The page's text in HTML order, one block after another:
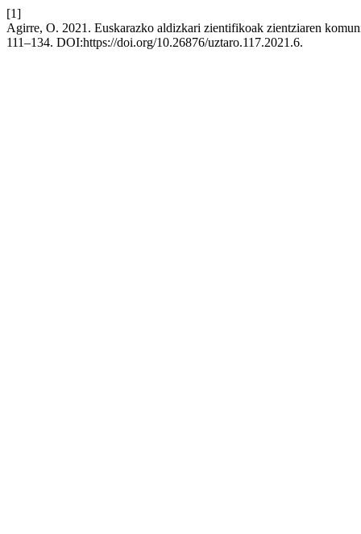
[1]
Agirre, O. 2021. Euskarazko aldizkari zientifikoak zientziaren
111–134. DOI:https://doi.org/10.26876/uztaro.117.2021.6.